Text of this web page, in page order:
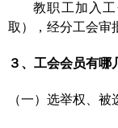
教职工加入
取），经分工会审
３、工会会员有哪
（一）选举权、被